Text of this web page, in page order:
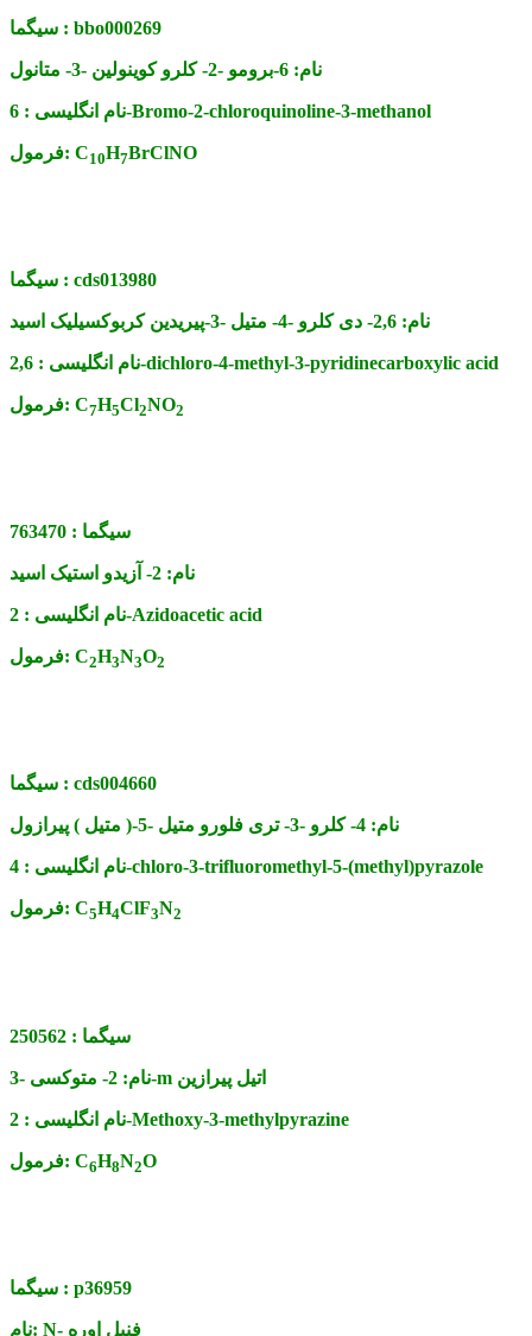
سیگما : bbo000269
نام: 6-برومو -2- کلرو کوینولین -3- متانول
نام انگلیسی :6-Bromo-2-chloroquinoline-3-methanol
فرمول: C10H7BrClNO
سیگما : cds013980
نام: 2,6- دی کلرو -4- متیل -3-پیریدین کربوکسیلیک اسید
نام انگلیسی :2,6-dichloro-4-methyl-3-pyridinecarboxylic acid
فرمول: C7H5Cl2NO2
سیگما : 763470
نام: 2- آزیدو استیک اسید
نام انگلیسی :2-Azidoacetic acid
فرمول: C2H3N3O2
سیگما : cds004660
نام: 4- کلرو -3- تری فلورو متیل -5-( متیل ) پیرازول
نام انگلیسی :4-chloro-3-trifluoromethyl-5-(methyl)pyrazole
فرمول: C5H4ClF3N2
سیگما : 250562
نام: 2- متوکسی -3-m اتیل پیرازین
نام انگلیسی :2-Methoxy-3-methylpyrazine
فرمول: C6H8N2O
سیگما : p36959
نام: N- فنیل اوره